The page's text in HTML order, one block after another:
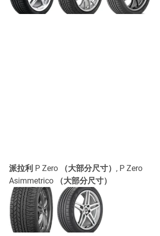
派拉利 P Zero （大部分尺寸）, P Zero
Asimmetrico （大部分尺寸）